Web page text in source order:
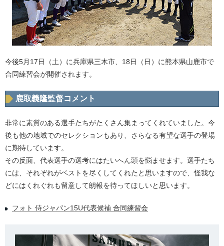
今後5月17日（土）に兵庫県三木市、18日（日）に熊本県山鹿市で
合同練習会が開催されます。
鹿取義隆監督コメント
非常に素質のある選手たちがたくさん集まってくれていました。今
後も他の地域でのセレクションもあり、さらなる有望な選手の登場
に期待しています。
その反面、代表選手の選考にはたいへん頭を悩ませます。選手たち
には、それぞれがベストを尽くしてくれたと思いますので、怪我な
どにはくれぐれも留意して朗報を待ってほしいと思います。
フォト 侍ジャパン15U代表候補 合同練習会